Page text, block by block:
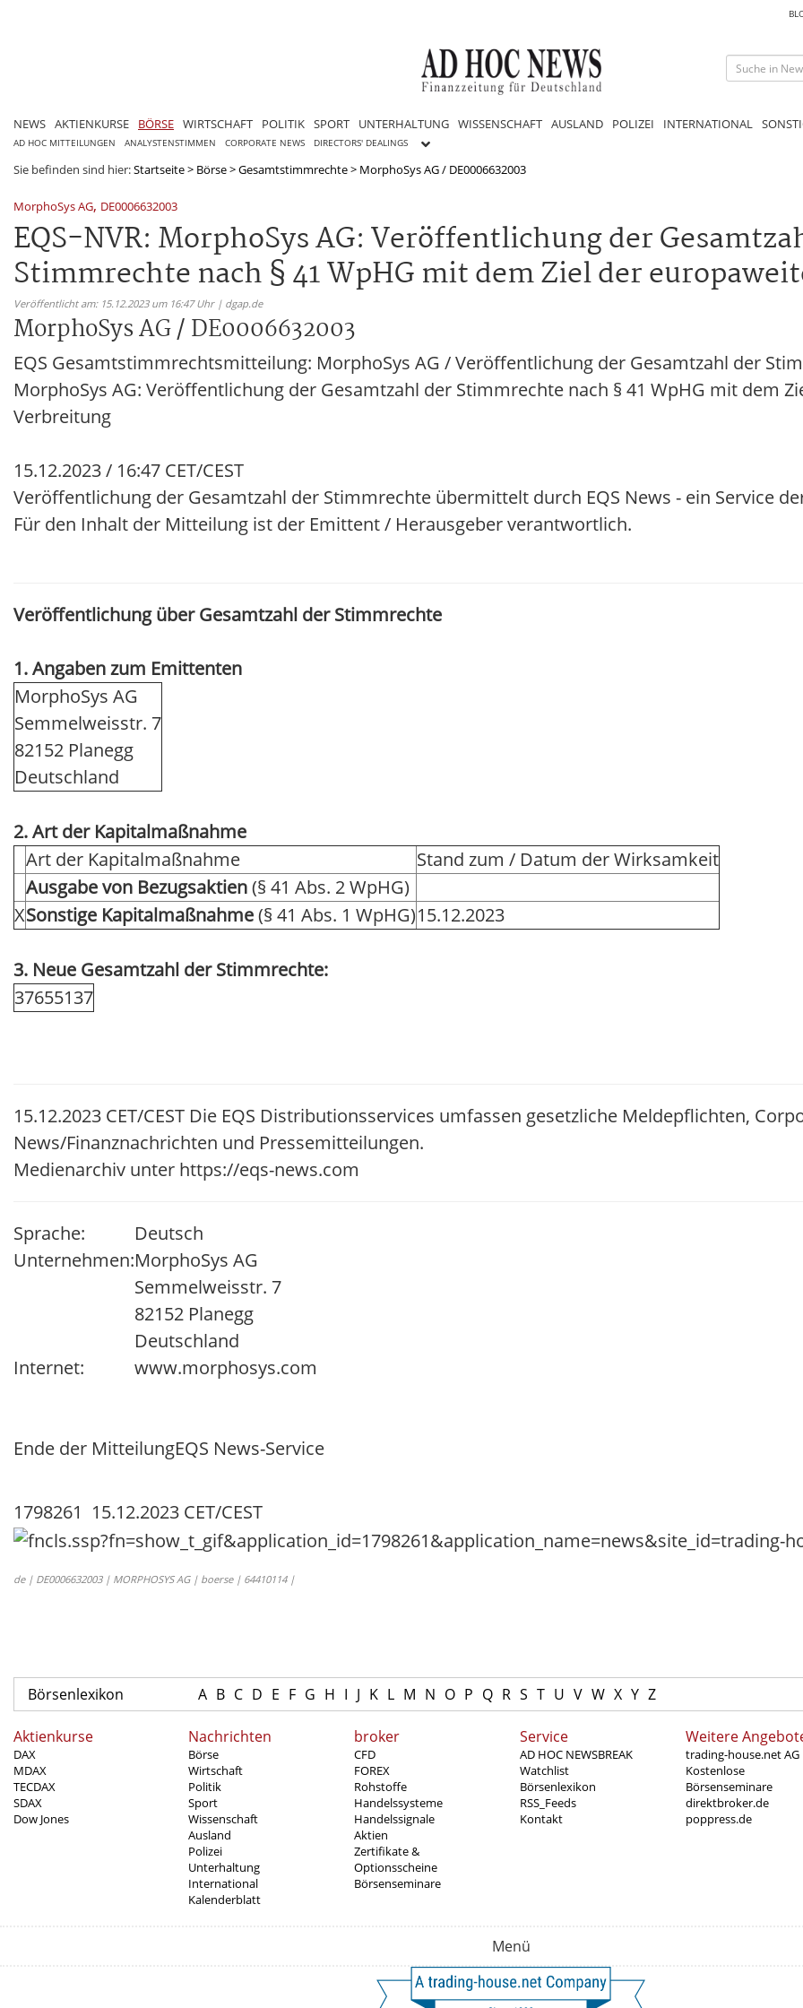
NEWS AKTIENKURSE BÖRSE WIRTSCHAFT POLITIK SPORT UNTERHALTUNG WISSENSCHAFT AUSLAND POLIZEI INTERNATIONAL
AD HOC MITTEILUNGEN ANALYSTENSTIMMEN CORPORATE NEWS DIRECTORS' DEALINGS
Sie befinden sind hier:Startseite> Börse>Gesamtstimmrechte> MorphoSys AG / DE0006632003
MorphoSys AG, DE0006632003
EQS-NVR: MorphoSys AG: Veröffentlichung der
Stimmrechte nach § 41 WpHG mit dem Ziel der
Veröffentlicht am: 15.12.2023 um 16:47 Uhr | dgap.de
MorphoSys AG / DE0006632003
EQS Gesamtstimmrechtsmitteilung: MorphoSys AG / Veröffentlichung der Gesamtzahl der
MorphoSys AG: Veröffentlichung der Gesamtzahl der Stimmrechte nach § 41 WpHG mit dem
Verbreitung
15.12.2023 / 16:47 CET/CEST
Veröffentlichung der Gesamtzahl der Stimmrechte übermittelt durch EQS News - ein Service
Für den Inhalt der Mitteilung ist der Emittent / Herausgeber verantwortlich.
Veröffentlichung über Gesamtzahl der Stimmrechte
1. Angaben zum Emittenten
MorphoSys AG
Semmelweisstr. 7
82152 Planegg
Deutschland
2. Art der Kapitalmaßnahme
Art der Kapitalmaßnahme
Stand zum / Datum der Wirksamkeit
Ausgabe von Bezugsaktien(§ 41 Abs. 2 WpHG)
XSonstige Kapitalmaßnahme(§ 41 Abs. 1 WpHG)15.12.2023
3. Neue Gesamtzahl der Stimmrechte:
37655137
15.12.2023 CET/CEST Die EQS Distributionsservices umfassen gesetzliche Meldepflichten,
News/Finanznachrichten und Pressemitteilungen.
Medienarchiv unter https://eqs-news.com
Sprache:
Deutsch
Unternehmen:MorphoSys AG
Semmelweisstr. 7
82152 Planegg
Deutschland
Internet:
www.morphosys.com
Ende der MitteilungEQS News-Service
1798261 15.12.2023 CET/CEST
de | DE0006632003 | MORPHOSYS AG | boerse | 64410114 |
Börsenlexikon A B C D E F G H I J K L M N O P Q R S T U V W X Y Z
Aktienkurse
DAX
MDAX
TECDAX
SDAX
Dow Jones
Nachrichten
Börse
Wirtschaft
Politik
Sport
Wissenschaft
Ausland
Polizei
Unterhaltung
International
Kalenderblatt
broker
CFD
FOREX
Rohstoffe
Handelssysteme
Handelssignale
Aktien
Zertifikate &
Optionsscheine
Börsenseminare
Service
AD HOC NEWSBREAK
Watchlist
Börsenlexikon
RSS_Feeds
Kontakt
Weitere
trading-house.net AG
Kostenlose
Börsenseminare
direktbroker.de
poppress.de
Menü